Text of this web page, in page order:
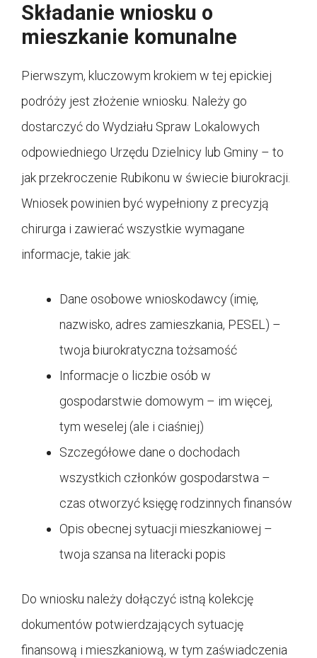
Składanie wniosku o
mieszkanie komunalne
Pierwszym, kluczowym krokiem w tej epickiej
podróży jest złożenie wniosku. Należy go
dostarczyć do Wydziału Spraw Lokalowych
odpowiedniego Urzędu Dzielnicy lub Gminy – to
jak przekroczenie Rubikonu w świecie biurokracji.
Wniosek powinien być wypełniony z precyzją
chirurga i zawierać wszystkie wymagane
informacje, takie jak:
Dane osobowe wnioskodawcy (imię,
nazwisko, adres zamieszkania, PESEL) –
twoja biurokratyczna tożsamość
Informacje o liczbie osób w
gospodarstwie domowym – im więcej,
tym weselej (ale i ciaśniej)
Szczegółowe dane o dochodach
wszystkich członków gospodarstwa –
czas otworzyć księgę rodzinnych finansów
Opis obecnej sytuacji mieszkaniowej –
twoja szansa na literacki popis
Do wniosku należy dołączyć istną kolekcję
dokumentów potwierdzających sytuację
finansową i mieszkaniową, w tym zaświadczenia